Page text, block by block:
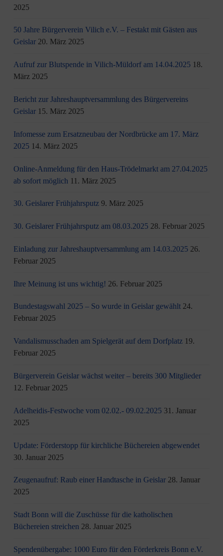
2025
50 Jahre Bürgerverein Vilich e.V. – Festakt mit Gästen aus
Geislar 20. März 2025
Aufruf zur Blutspende in Vilich-Müldorf am 14.04.2025 18.
März 2025
Bericht zur Jahreshauptversammlung des Bürgervereins
Geislar 15. März 2025
Infomesse zum Ersatzneubau der Nordbrücke am 17. März
2025 14. März 2025
Online-Anmeldung für den Haus-Trödelmarkt am 27.04.2025
ab sofort möglich 11. März 2025
30. Geislarer Frühjahrsputz 9. März 2025
30. Geislarer Frühjahrsputz am 08.03.2025 28. Februar 2025
Einladung zur Jahreshauptversammlung am 14.03.2025 26.
Februar 2025
Ihre Meinung ist uns wichtig! 26. Februar 2025
Bundestagswahl 2025 – So wurde in Geislar gewählt 24.
Februar 2025
Vandalismusschaden am Spielgerät auf dem Dorfplatz 19.
Februar 2025
Bürgerverein Geislar wächst weiter – bereits 300 Mitglieder
12. Februar 2025
Adelheidis-Festwoche vom 02.02.- 09.02.2025 31. Januar
2025
Update: Förderstopp für kirchliche Büchereien abgewendet
30. Januar 2025
Zeugenaufruf: Raub einer Handtasche in Geislar 28. Januar
2025
Stadt Bonn will die Zuschüsse für die katholischen
Büchereien streichen 28. Januar 2025
Spendenübergabe: 1000 Euro für den Förderkreis Bonn e.V.